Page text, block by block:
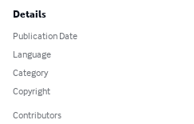
Details
Publication Date
Language
Category
Copyright
Contributors